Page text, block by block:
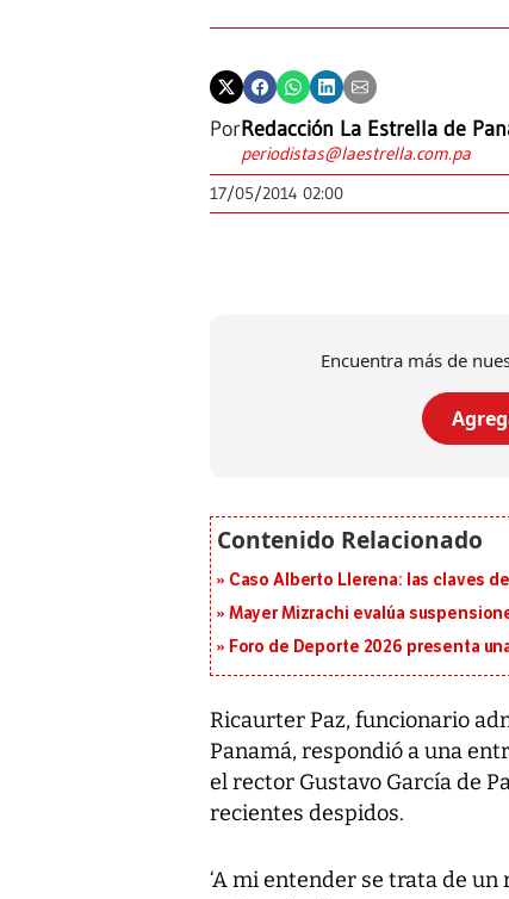
PorRedacción La Estrella de
periodistas@laestrella.com.pa
17/05/2014 02:00
Encuentra más de
Caso Alberto Llerena: las claves
Mayer Mizrachi evalúa
Foro de Deporte 2026 presenta
Ricaurter Paz, funcionario
Panamá, respondió a una
el rector Gustavo García de
recientes despidos.
‘A mi entender se trata de